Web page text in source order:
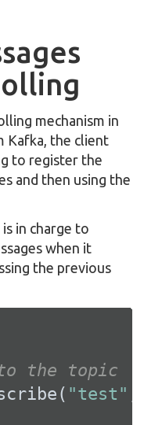
mechanism in
Kafka, the client
to register the
and then using the
in charge to
when it
the previous
the topic
"test"